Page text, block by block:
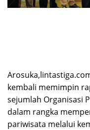
kembali memimpin
sejumlah Organisasi
dalam rangka
pariwisata melalui